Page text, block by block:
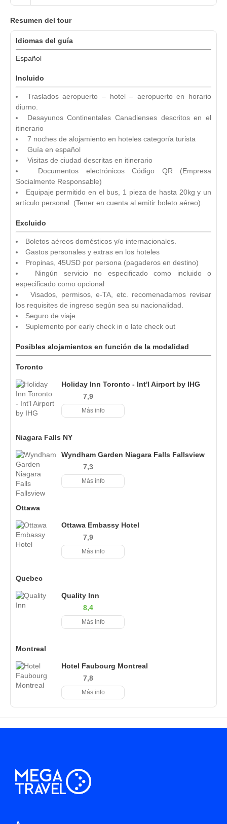
Resumen del tour
Idiomas del guía
Español
Incluido
Traslados aeropuerto – hotel – aeropuerto en horario
diurno.
Desayunos Continentales Canadienses descritos en el
itinerario
7 noches de alojamiento en hoteles categoría turista
Guía en español
Visitas de ciudad descritas en itinerario
Documentos electrónicos Código QR (Empresa
Socialmente Responsable)
Equipaje permitido en el bus, 1 pieza de hasta 20kg y un
artículo personal. (Tener en cuenta al emitir boleto aéreo).
Excluido
Boletos aéreos domésticos y/o internacionales.
Gastos personales y extras en los hoteles
Propinas, 45USD por persona (pagaderos en destino)
Ningún servicio no especificado como incluido o
especificado como opcional
Visados, permisos, e-TA, etc. recomenadamos revisar
los requisites de ingreso según sea su nacionalidad.
Seguro de viaje.
Suplemento por early check in o late check out
Posibles alojamientos en función de la modalidad
Toronto
Holiday Inn Toronto - Int'l Airport by IHG
7,9
Más info
Niagara Falls NY
Wyndham Garden Niagara Falls Fallsview
7,3
Más info
Ottawa
Ottawa Embassy Hotel
7,9
Más info
Quebec
Quality Inn
8,4
Más info
Montreal
Hotel Faubourg Montreal
7,8
Más info